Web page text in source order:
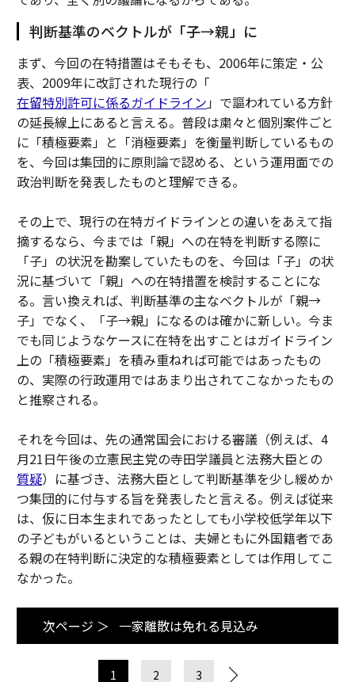
判断基準のベクトルが「子→親」に
まず、今回の在特措置はそもそも、2006年に策定・公
表、2009年に改訂された現行の「
在留特別許可に係るガイドライン」で謳われている方針
の延長線上にあると言える。普段は粛々と個別案件ごと
に「積極要素」と「消極要素」を衡量判断しているもの
を、今回は集団的に原則論で認める、という運用面での
政治判断を発表したものと理解できる。
その上で、現行の在特ガイドラインとの違いをあえて指
摘するなら、今までは「親」への在特を判断する際に
「子」の状況を勘案していたものを、今回は「子」の状
況に基づいて「親」への在特措置を検討することにな
る。言い換えれば、判断基準の主なベクトルが「親→
子」でなく、「子→親」になるのは確かに新しい。今ま
でも同じようなケースに在特を出すことはガイドライン
上の「積極要素」を積み重ねれば可能ではあったもの
の、実際の行政運用ではあまり出されてこなかったもの
と推察される。
それを今回は、先の通常国会における審議（例えば、4
月21日午後の立憲民主党の寺田学議員と法務大臣との
質疑）に基づき、法務大臣として判断基準を少し緩めか
つ集団的に付与する旨を発表したと言える。例えば従来
は、仮に日本生まれであったとしても小学校低学年以下
の子どもがいるということは、夫婦ともに外国籍者であ
る親の在特判断に決定的な積極要素としては作用してこ
なかった。
次ページ ＞ 一家離散は免れる見込み
1 2 3